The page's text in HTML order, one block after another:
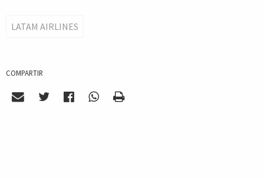
LATAM AIRLINES
COMPARTIR